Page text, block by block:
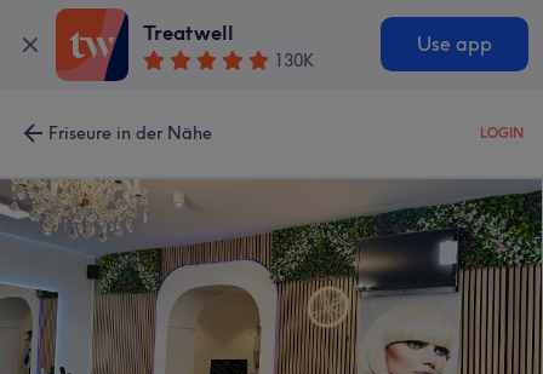
Treatwell
130K
Use app
Friseure in der Nähe LOGIN